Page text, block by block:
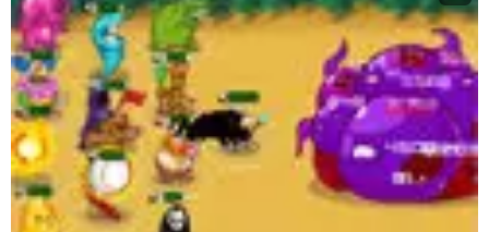
ぷよぷよ
落ちものパズルで有名な「ぷよぷよ」のブラウザゲー
ム。
Arkanoid
タイトーが開発したアーケードゲーム「アルカノイ
ド」の無料ゲー...
ズーキーパー2